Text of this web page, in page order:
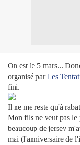
On est le 5 mars...
organisé parLes
fini.
Il ne me reste qu'à
Mon fils ne veut pas le
beaucoup de jersey
mai (l'anniversaire de